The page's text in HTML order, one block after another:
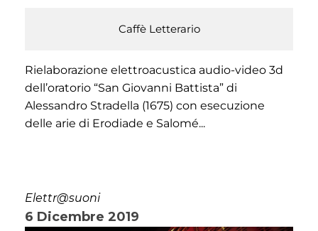
Caffè Letterario
Rielaborazione elettroacustica audio-video 3d
dell’oratorio “San Giovanni Battista” di
Alessandro Stradella (1675) con esecuzione
delle arie di Erodiade e Salomé...
Elettr@suoni
6 Dicembre 2019